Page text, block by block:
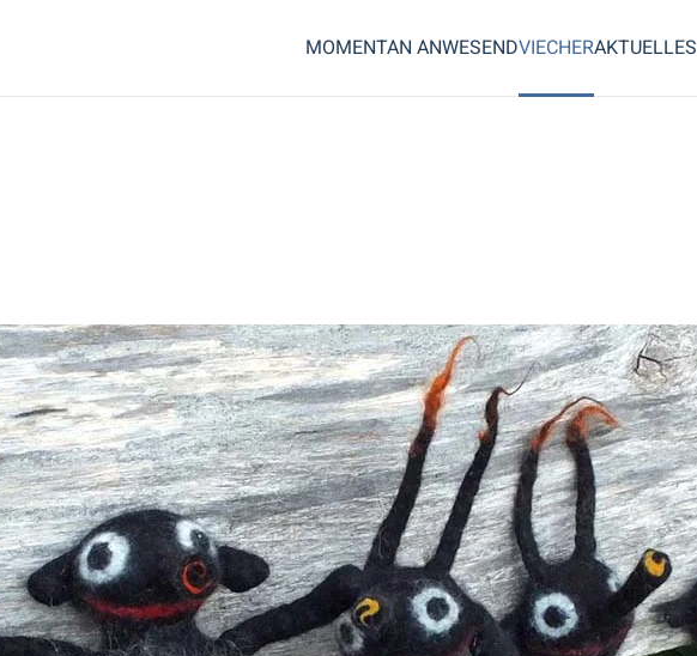
MOMENTAN ANWESENDVIECHERAKTUELLES